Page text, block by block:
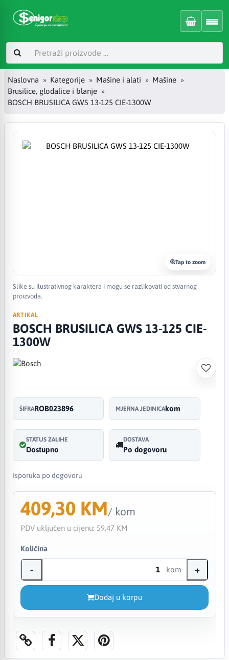
Naslovna Kategorije Mašine i alati
Mašine
Brusilice, glodalice i blanje
BOSCH BRUSILICA GWS 13-125 CIE-1300W
Tap to zoom
Slike su ilustrativnog karaktera i mogu se razlikovati od stvarnog
proizvoda.
ARTIKAL
BOSCH BRUSILICA GWS 13-125 CIE-
1300W
ŠIFRAROB023896 MJERNA JEDINICAkom
STATUS ZALIHE
Dostupno
DOSTAVA
Po dogovoru
Isporuka po dogovoru
409,30 KM/ kom
PDV uključen u cijenu: 59,47 KM
Količina
- kom +
Dodaj u korpu